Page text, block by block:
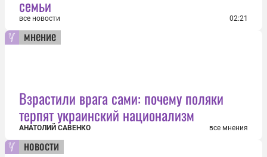
семьи
все новости 02:21
мнение
Взрастили врага сами: почему поляки
терпят украинский национализм
АНАТОЛИЙ САВЕНКО все мнения
новости